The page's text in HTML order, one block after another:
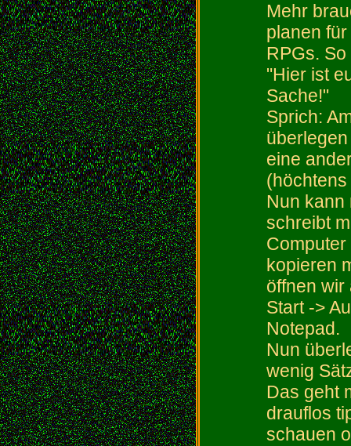
Mehr
planen
RPGs.
"Hier ist
Sache!"
Sprich:
eine
Nun kann
schreibt
kopieren
öffnen wir
Start ->
Notepad.
Nun
wenig
Das geht
drauflos
schauen